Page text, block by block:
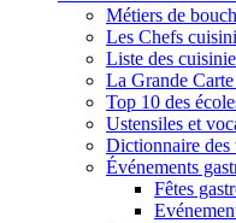
Métiers de
Les Chefs
Liste des
La Grande
Top 10 des
Ustensiles et
Dictionnaire des
Événements
Fêtes